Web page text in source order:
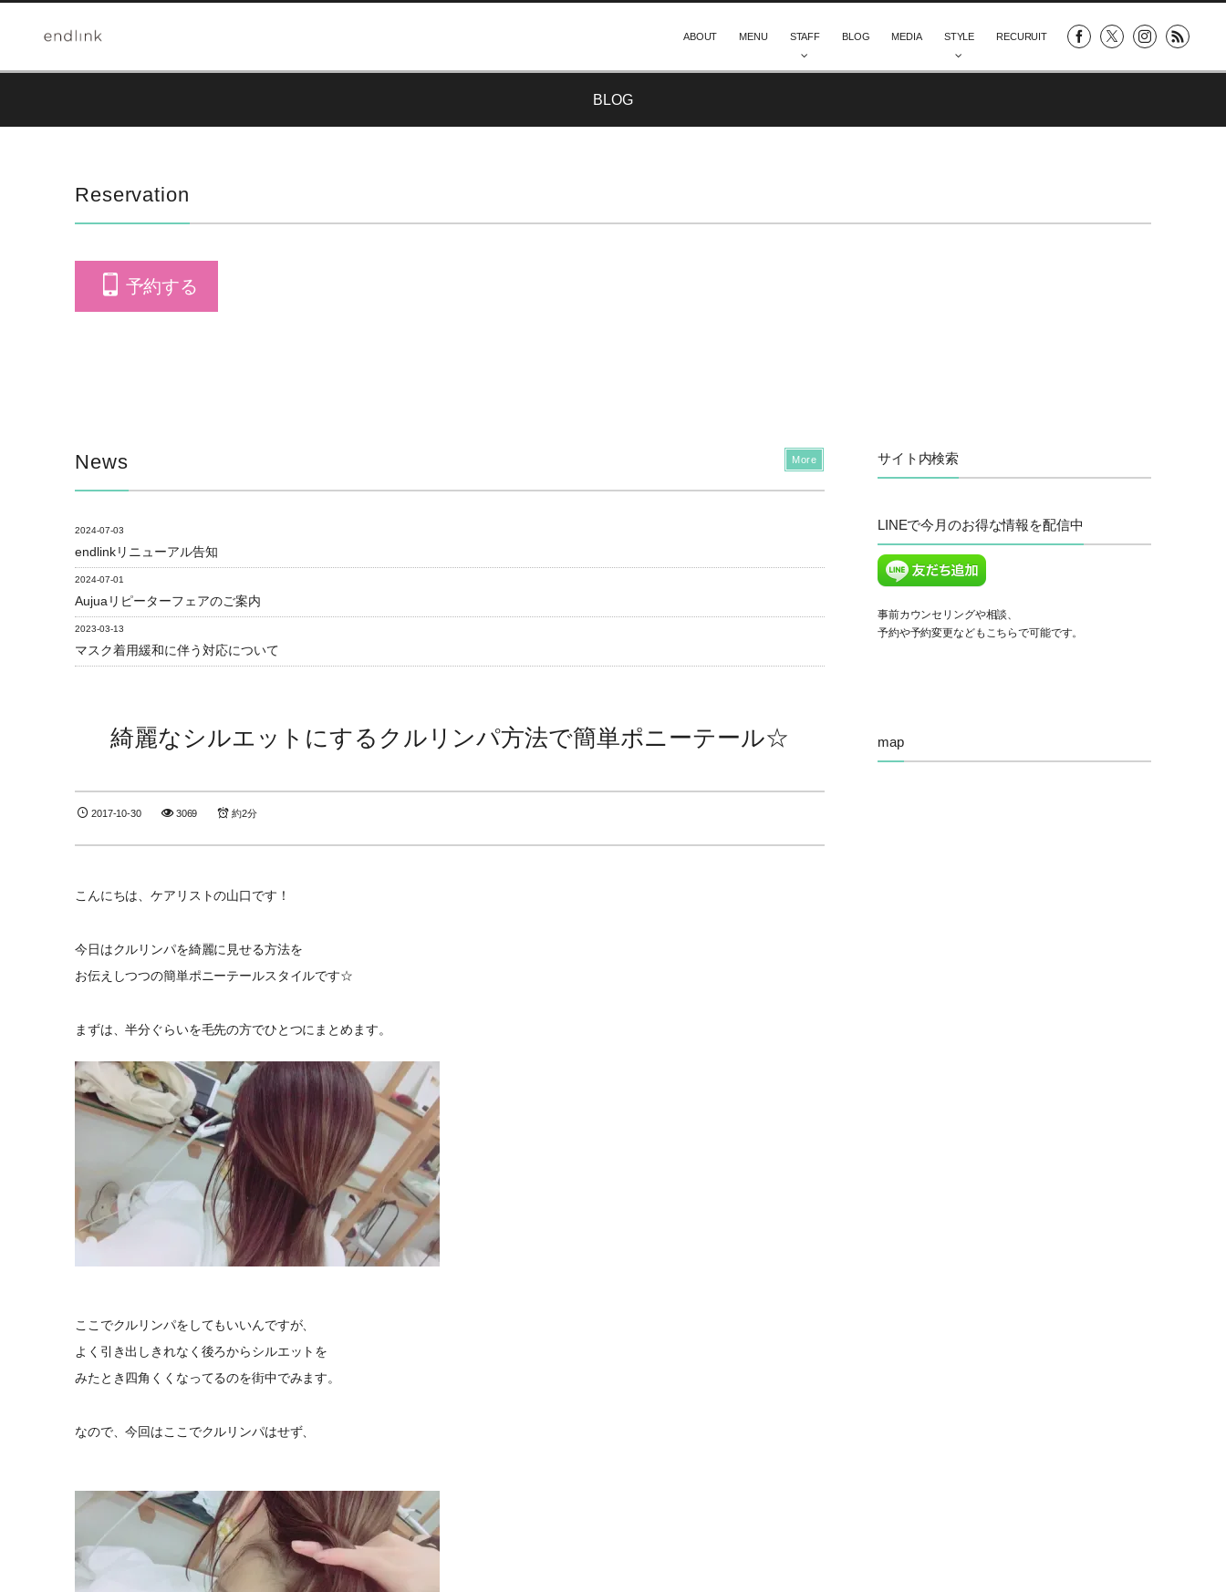
ABOUT MENU STAFF BLOG MEDIA STYLE RECURUIT
BLOG
Reservation
予約する
News
2024-07-03
endlinkリニューアル告知
2024-07-01
Aujuaリピーターフェアのご案内
2023-03-13
マスク着用緩和に伴う対応について
More
綺麗なシルエットにするクルリンパ方法で簡単ポニーテール☆
2017-10-30 3069 約2分
こんにちは、ケアリストの山口です！
今日はクルリンパを綺麗に見せる方法を
お伝えしつつの簡単ポニーテールスタイルです☆
まずは、半分ぐらいを毛先の方でひとつにまとめます。
ここでクルリンパをしてもいいんですが、
よく引き出しきれなく後ろからシルエットを
みたとき四角くくなってるのを街中でみます。
なので、今回はここでクルリンパはせず、
サイト内検索
LINEで今月のお得な情報を配信中
事前カウンセリングや相談、
予約や予約変更などもこちらで可能です。
map